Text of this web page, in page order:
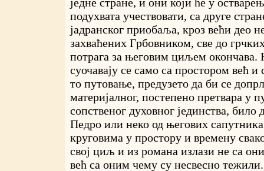
подухвата учествовати, са друге
јадранског приобаља, кроз већи део
захваћених Грбовником, све до
потрага за његовим циљем
суочавају се само са простором већ и
то путовање, предузето да би се
материјалног, постепено претвара у
сопственог духовног јединства, било
Педро или неко од његових
круговима у простору и времену
свој циљ и из романа излази не са
већ са оним чему су несвесно тежили.